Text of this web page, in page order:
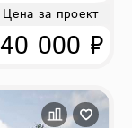
Цена за проект
40 000 ₽